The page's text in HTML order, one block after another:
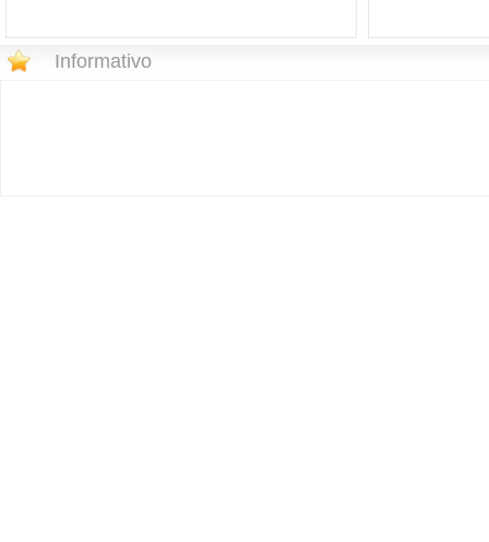
Informativo